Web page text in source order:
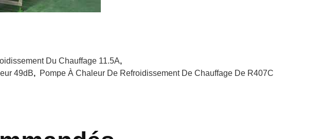
Du Chauffage 11.5A,
49dB, Pompe À Chaleur De Refroidissement De Chauffage De R407C